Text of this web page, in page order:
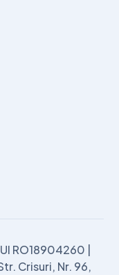
RO18904260 |
Crisuri, Nr. 96,